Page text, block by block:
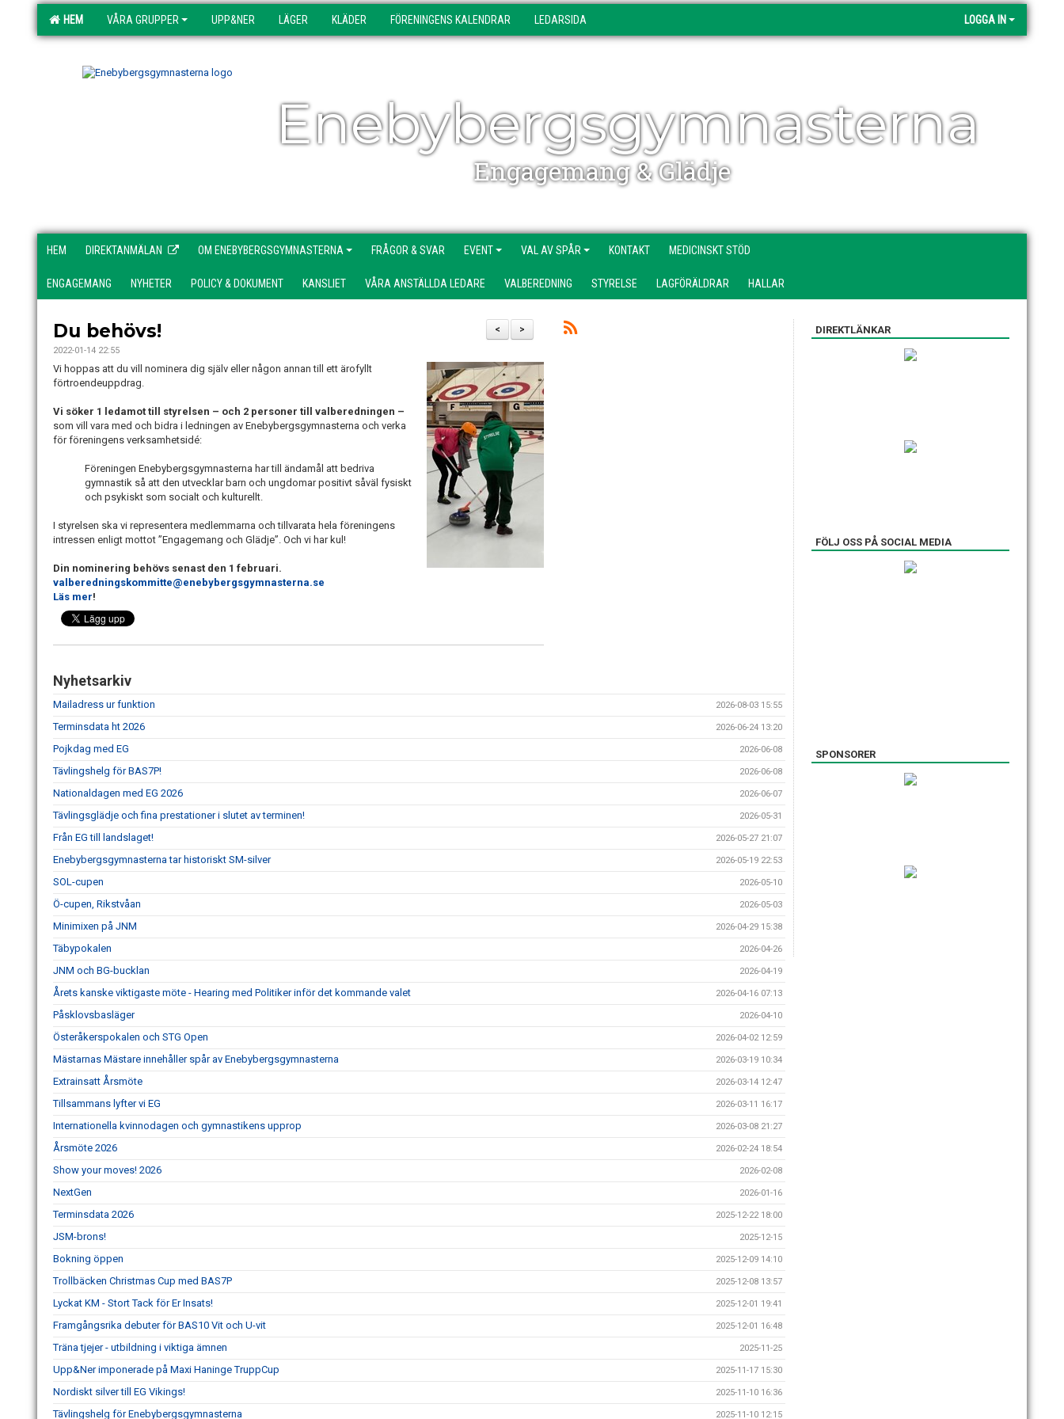
HEM VÅRA GRUPPER UPP&NER LÄGER KLÄDER FÖRENINGENS KALENDRAR LEDARSIDA LOGGA IN
Enebybergsgymnasterna
Engagemang & Glädje
HEM DIREKTANMÄLAN OM ENEBYBERGSGYMNASTERNA FRÅGOR & SVAR EVENT VAL AV SPÅR KONTAKT MEDICINSKT STÖD
ENGAGEMANG NYHETER POLICY & DOKUMENT KANSLIET VÅRA ANSTÄLLDA LEDARE VALBEREDNING STYRELSE LAGFÖRÄLDRAR HALLAR
>
<
Du behövs!
2022-01-14 22:55
Vi hoppas att du vill nominera dig själv eller någon annan till ett ärofyllt
förtroendeuppdrag.
Vi söker 1 ledamot till styrelsen – och 2 personer till valberedningen –
som vill vara med och bidra i ledningen av Enebybergsgymnasterna och verka
för föreningens verksamhetsidé:
Föreningen Enebybergsgymnasterna har till ändamål att bedriva
gymnastik så att den utvecklar barn och ungdomar positivt såväl fysiskt
och psykiskt som socialt och kulturellt.
I styrelsen ska vi representera medlemmarna och tillvarata hela föreningens
intressen enligt mottot ”Engagemang och Glädje”. Och vi har kul!
Din nominering behövs senast den 1 februari.
valberedningskommitte@enebybergsgymnasterna.se
Läs mer!
Nyhetsarkiv
Mailadress ur funktion 2026-08-03 15:55
Terminsdata ht 2026 2026-06-24 13:20
Pojkdag med EG 2026-06-08
Tävlingshelg för BAS7P! 2026-06-08
Nationaldagen med EG 2026 2026-06-07
Tävlingsglädje och fina prestationer i slutet av terminen! 2026-05-31
Från EG till landslaget! 2026-05-27 21:07
Enebybergsgymnasterna tar historiskt SM-silver 2026-05-19 22:53
SOL-cupen 2026-05-10
Ö-cupen, Rikstvåan 2026-05-03
Minimixen på JNM 2026-04-29 15:38
Täbypokalen 2026-04-26
JNM och BG-bucklan 2026-04-19
Årets kanske viktigaste möte - Hearing med Politiker inför det kommande valet 2026-04-16 07:13
Påsklovsbasläger 2026-04-10
Österåkerspokalen och STG Open 2026-04-02 12:59
Mästarnas Mästare innehåller spår av Enebybergsgymnasterna 2026-03-19 10:34
Extrainsatt Årsmöte 2026-03-14 12:47
Tillsammans lyfter vi EG 2026-03-11 16:17
Internationella kvinnodagen och gymnastikens upprop 2026-03-08 21:27
Årsmöte 2026 2026-02-24 18:54
Show your moves! 2026 2026-02-08
NextGen 2026-01-16
Terminsdata 2026 2025-12-22 18:00
JSM-brons! 2025-12-15
Bokning öppen 2025-12-09 14:10
Trollbäcken Christmas Cup med BAS7P 2025-12-08 13:57
Lyckat KM - Stort Tack för Er Insats! 2025-12-01 19:41
Framgångsrika debuter för BAS10 Vit och U-vit 2025-12-01 16:48
Träna tjejer - utbildning i viktiga ämnen 2025-11-25
Upp&Ner imponerade på Maxi Haninge TruppCup 2025-11-17 15:30
Nordiskt silver till EG Vikings! 2025-11-10 16:36
Tävlingshelg för Enebybergsgymnasterna 2025-11-10 12:15
DIREKTLÄNKAR
FÖLJ OSS PÅ SOCIAL MEDIA
SPONSORER